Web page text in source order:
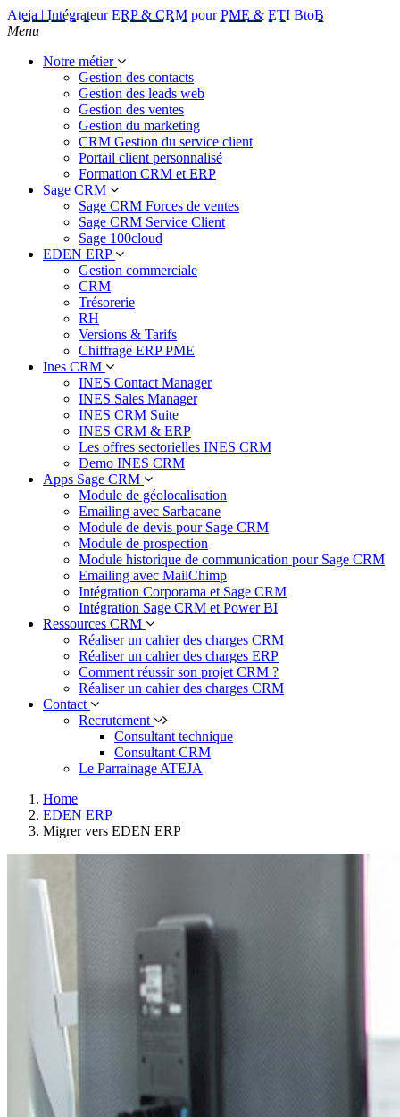
Ateja | Intégrateur ERP & CRM pour PME & ETI BtoB
Menu
Notre métier
Gestion des contacts
Gestion des leads web
Gestion des ventes
Gestion du marketing
CRM Gestion du service client
Portail client personnalisé
Formation CRM et ERP
Sage CRM
Sage CRM Forces de ventes
Sage CRM Service Client
Sage 100cloud
EDEN ERP
Gestion commerciale
CRM
Trésorerie
RH
Versions & Tarifs
Chiffrage ERP PME
Ines CRM
INES Contact Manager
INES Sales Manager
INES CRM Suite
INES CRM & ERP
Les offres sectorielles INES CRM
Demo INES CRM
Apps Sage CRM
Module de géolocalisation
Emailing avec Sarbacane
Module de devis pour Sage CRM
Module de prospection
Module historique de communication pour Sage CRM
Emailing avec MailChimp
Intégration Corporama et Sage CRM
Intégration Sage CRM et Power BI
Ressources CRM
Réaliser un cahier des charges CRM
Réaliser un cahier des charges ERP
Comment réussir son projet CRM ?
Réaliser un cahier des charges CRM
Contact
Recrutement
Consultant technique
Consultant CRM
Le Parrainage ATEJA
Home
EDEN ERP
Migrer vers EDEN ERP